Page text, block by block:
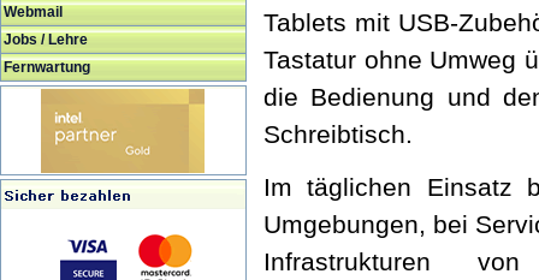
Webmail
Jobs / Lehre
Fernwartung
Tablets mit USB-
Tastatur ohne Umweg
die Bedienung und
Schreibtisch.
Im täglichen Einsatz
Umgebungen, bei
Infrastrukturen